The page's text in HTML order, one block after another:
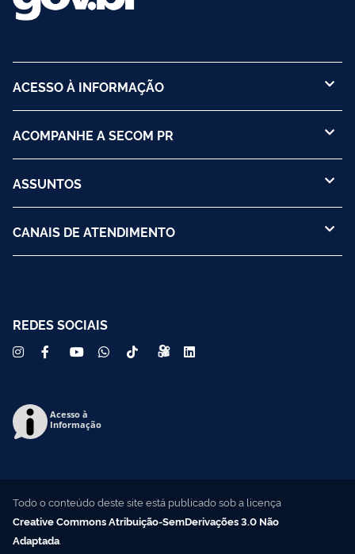
ACESSO À INFORMAÇÃO
ACOMPANHE A SECOM PR
ASSUNTOS
CANAIS DE ATENDIMENTO
REDES SOCIAIS
Acesso à
Informação
Todo o conteúdo deste site está publicado sob a licença
Creative Commons Atribuição-SemDerivações 3.0 Não
Adaptada